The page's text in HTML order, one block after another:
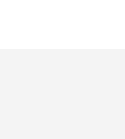
意見を取り入れる
リアやレイアウトのほ